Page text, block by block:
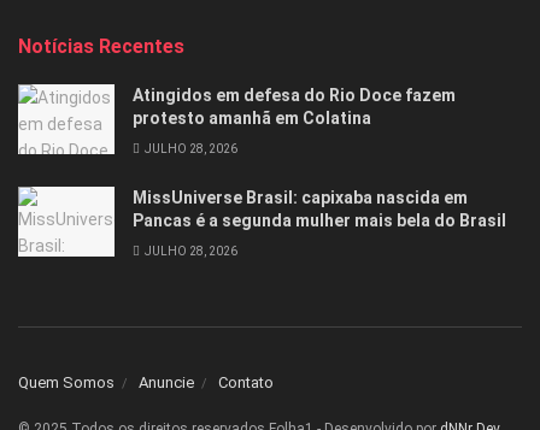
Notícias Recentes
Atingidos em defesa do Rio Doce fazem
protesto amanhã em Colatina
JULHO 28, 2026
MissUniverse Brasil: capixaba nascida em
Pancas é a segunda mulher mais bela do Brasil
JULHO 28, 2026
Quem Somos Anuncie Contato